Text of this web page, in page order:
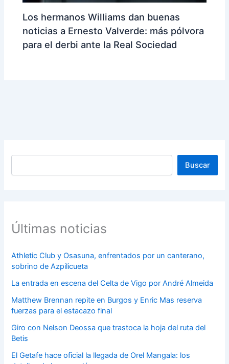
Los hermanos Williams dan buenas
noticias a Ernesto Valverde: más pólvora
para el derbi ante la Real Sociedad
Buscar
Buscar
Últimas noticias
Athletic Club y Osasuna, enfrentados por un canterano,
sobrino de Azpilicueta
La entrada en escena del Celta de Vigo por André Almeida
Matthew Brennan repite en Burgos y Enric Mas reserva
fuerzas para el estacazo final
Giro con Nelson Deossa que trastoca la hoja del ruta del
Betis
El Getafe hace oficial la llegada de Orel Mangala: los